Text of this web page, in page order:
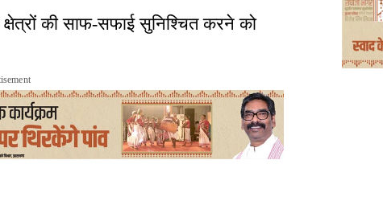
की साफ-सफाई सुनिश्चित करने को